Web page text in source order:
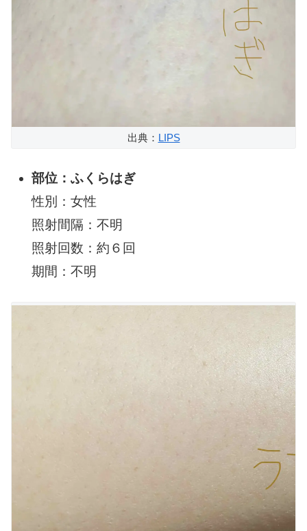
出典： LIPS
部位：ふくらはぎ
性別：女性
照射間隔：不明
照射回数：約６回
期間：不明